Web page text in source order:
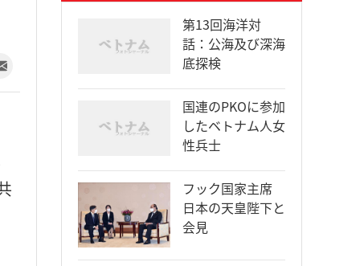
第13回海洋対
話：公海及び深海
底探検
国連のPKOに参加
したベトナム人女
性兵士
フック国家主席
日本の天皇陛下と
会見